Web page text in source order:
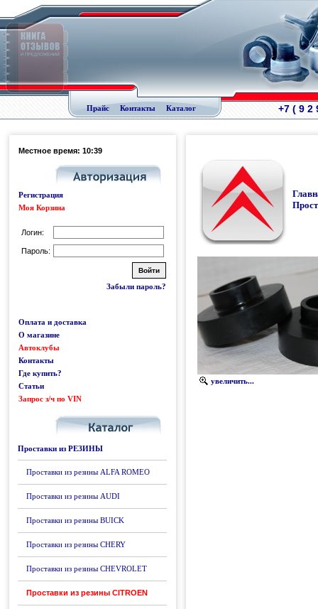
Прайс Контакты Каталог +7 ( 9 2
Местное время: 10:39
Регистрация
Моя Корзина
Логин:
Пароль:
Забыли пароль?
Оплата и доставка
О магазине
Автоклубы
Контакты
Где купить?
Статьи
Запрос з/ч по VIN
Проставки из РЕЗИНЫ
Проставки из резины ALFA ROMEO
Проставки из резины AUDI
Проставки из резины BUICK
Проставки из резины CHERY
Проставки из резины CHEVROLET
Проставки из резины CITROEN
увеличить...